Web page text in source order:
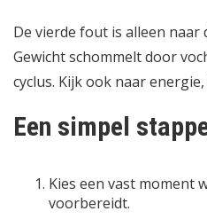
De vierde fout is alleen naar
Gewicht schommelt door
cyclus. Kijk ook naar
Een simpel
Kies een vast moment
voorbereidt.